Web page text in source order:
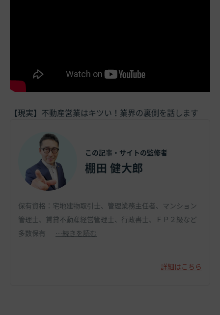
【現実】不動産営業はキツい！業界の裏側を話します
この記事・サイトの監修者
棚田 健大郎
保有資格：宅地建物取引士、管理業務主任者、マンション
管理士、賃貸不動産経営管理士、行政書士、ＦＰ２級など
多数保有
…続きを読む
詳細はこちら